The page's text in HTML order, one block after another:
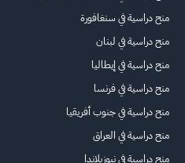
منح دراسية في سنغافورة
منح دراسية في لبنان
منح دراسية في إيطاليا
منح دراسية في فرنسا
منح دراسية في جنوب أفريقيا
منح دراسية في العراق
منح دراسية في نيوزيلاندا